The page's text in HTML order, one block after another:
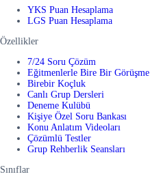
YKS Puan Hesaplama
LGS Puan Hesaplama
Özellikler
7/24 Soru Çözüm
Eğitmenlerle Bire Bir Görüşme
Birebir Koçluk
Canlı Grup Dersleri
Deneme Kulübü
Kişiye Özel Soru Bankası
Konu Anlatım Videoları
Çözümlü Testler
Grup Rehberlik Seansları
Sınıflar